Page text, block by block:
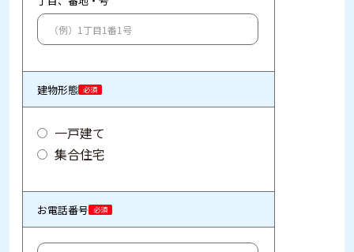
建物形態 必須
一戸建て
集合住宅
お電話番号 必須